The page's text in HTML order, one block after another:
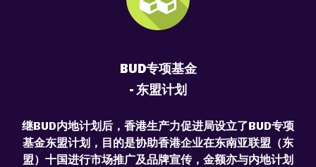
BUD专项基金
- 东盟计划
继BUD内地计划后，香港生产力促进局设立了BUD专项
基金东盟计划，目的是协助香港企业在东南亚联盟（东
盟）十国进行市场推广及品牌宣传，金额亦与内地计划